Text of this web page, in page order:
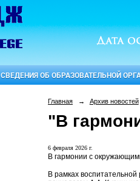
СВЕДЕНИЯ ОБ ОБРАЗОВАТЕЛЬНОЙ
Главная → Архив новостей
"В
6 февраля 2026 г.
В гармонии с
В рамках